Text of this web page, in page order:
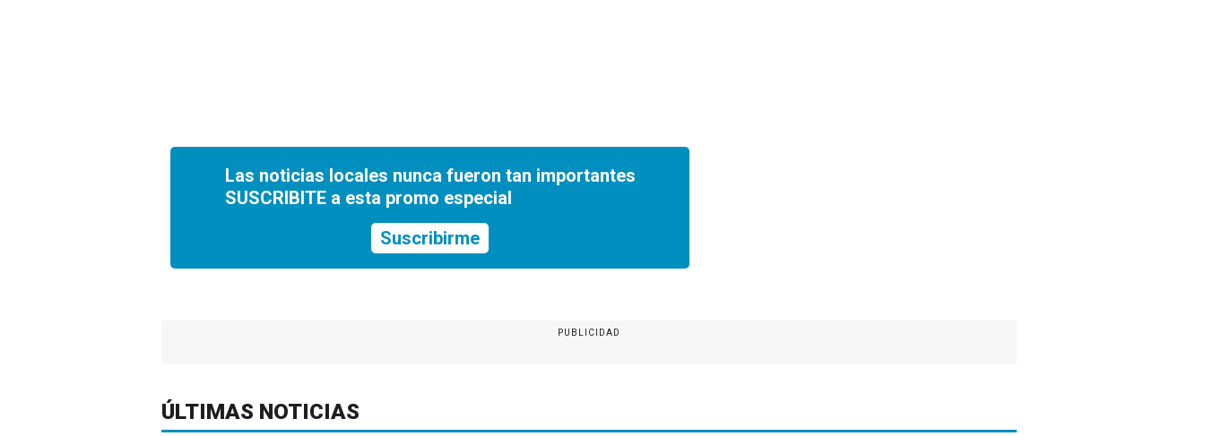
Las noticias locales nunca fueron tan importantes
SUSCRIBITE a esta promo especial
Suscribirme
PUBLICIDAD
ÚLTIMAS NOTICIAS